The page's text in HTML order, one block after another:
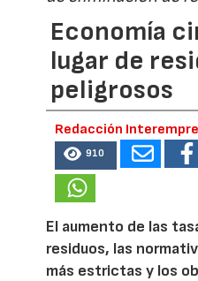
Economía
lugar de
peligrosos
Redacción
910
El aumento de las
residuos, las
más estrictas y los